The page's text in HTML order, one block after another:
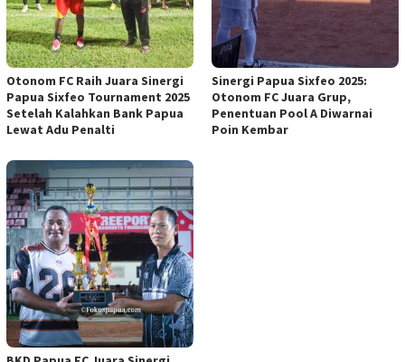
Otonom FC Raih Juara Sinergi
Papua Sixfeo Tournament 2025
Setelah Kalahkan Bank Papua
Lewat Adu Penalti
Sinergi Papua Sixfeo 2025:
Otonom FC Juara Grup,
Penentuan Pool A Diwarnai
Poin Kembar